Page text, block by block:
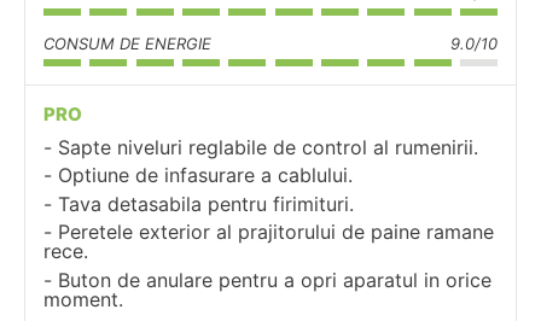
CONSUM DE ENERGIE 9.0/10
PRO
Sapte niveluri reglabile de control al rumenirii.
Optiune de infasurare a cablului.
Tava detasabila pentru firimituri.
Peretele exterior al prajitorului de paine ramane
rece.
Buton de anulare pentru a opri aparatul in orice
moment.